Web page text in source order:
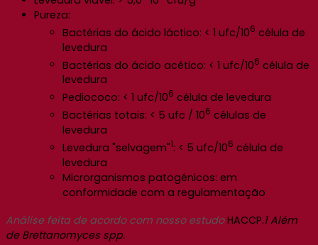
Pureza:
Bactérias do ácido láctico: < 1 ufc/106 célula de
levedura
Bactérias do ácido acético: < 1 ufc/106 célula de
levedura
Pediococo: < 1 ufc/106 célula de levedura
Bactérias totais: < 5 ufc / 106 células de
levedura
Levedura "selvagem"1: < 5 ufc/106 célula de
levedura
Microrganismos patogénicos: em
conformidade com a regulamentação
Análise feita de acordo com nosso estudoHACCP.1 Além
de Brettanomyces spp.